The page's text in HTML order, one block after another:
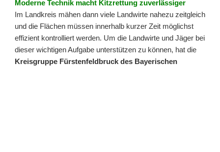
Moderne Technik macht Kitzrettung zuverlässiger
Im Landkreis mähen dann viele Landwirte nahezu zeitgleich
und die Flächen müssen innerhalb kurzer Zeit möglichst
effizient kontrolliert werden. Um die Landwirte und Jäger bei
dieser wichtigen Aufgabe unterstützen zu können, hat die
Kreisgruppe Fürstenfeldbruck des Bayerischen